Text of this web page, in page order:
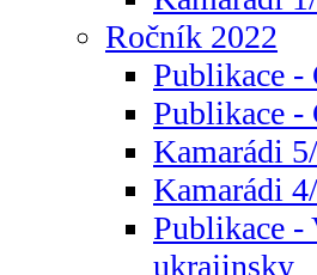
Ročník 2022
Publikace -
Publikace -
Kamarádi
Kamarádi
Publikace -
ukrajinsky